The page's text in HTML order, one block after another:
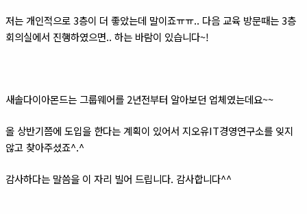
저는 개인적으로 3층이 더 좋았는데 말이죠ㅠㅠ.. 다음 교육 방문때는 3층
회의실에서 진행하였으면.. 하는 바람이 있습니다~!
새솔다이아몬드는 그룹웨어를 2년전부터 알아보던 업체였는데요~~
올 상반기쯤에 도입을 한다는 계획이 있어서 지오유IT경영연구소를 잊지
않고 찾아주셨죠^.^
감사하다는 말씀을 이 자리 빌어 드립니다. 감사합니다^^